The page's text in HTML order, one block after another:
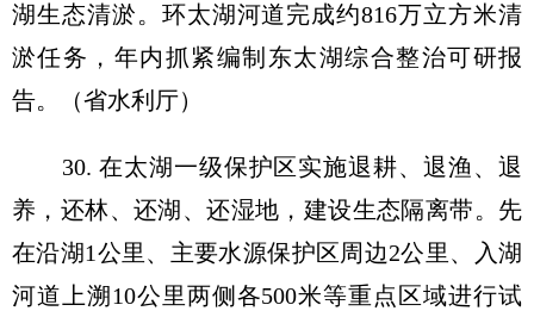
湖生态清淤。环太湖河道完成约816万立方米清
淤任务，年内抓紧编制东太湖综合整治可研报
告。（省水利厅）
30. 在太湖一级保护区实施退耕、退渔、退
养，还林、还湖、还湿地，建设生态隔离带。先
在沿湖1公里、主要水源保护区周边2公里、入湖
河道上溯10公里两侧各500米等重点区域进行试